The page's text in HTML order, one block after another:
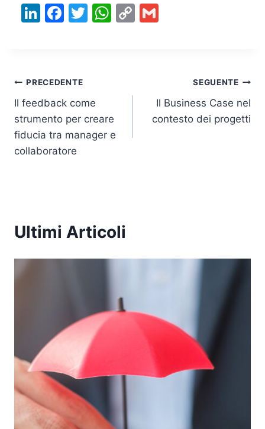
Li
dI
n
F
b
o
o
k
T
W
p
C
Navigazione
articoli
PRECEDENTE
Il feedback come
strumento per creare
fiducia tra manager e
collaboratore
SEGUENTE
Il Business Case nel
contesto dei progetti
Ultimi Articoli